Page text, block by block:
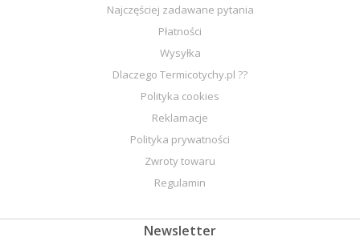
Najczęściej zadawane pytania
Płatności
Wysyłka
Dlaczego Termicotychy.pl ??
Polityka cookies
Reklamacje
Polityka prywatności
Zwroty towaru
Regulamin
Newsletter